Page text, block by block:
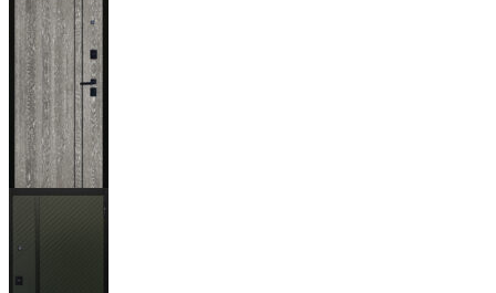
Дуб кантри
тёмный